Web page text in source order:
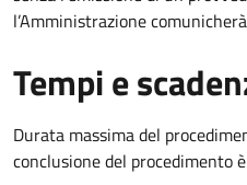
l’Amministrazione
Tempi e
Durata massima del
conclusione del procedimento